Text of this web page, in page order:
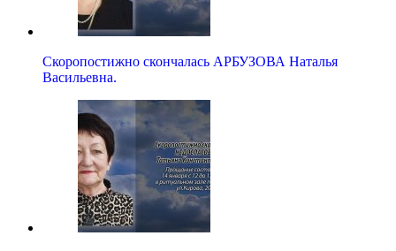
Скоропостижно скончалась АРБУЗОВА Наталья
Васильевна.